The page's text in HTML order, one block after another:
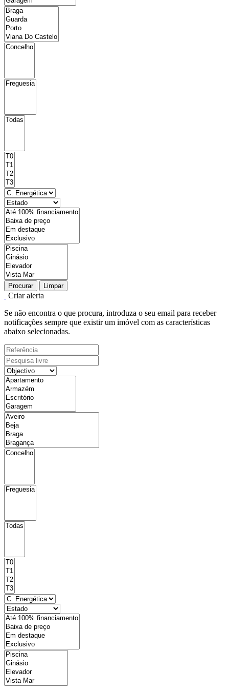
Procurar Limpar
Criar alerta
Se não encontra o que procura, introduza o seu email para receber
notificações sempre que existir um imóvel com as características
abaixo selecionadas.